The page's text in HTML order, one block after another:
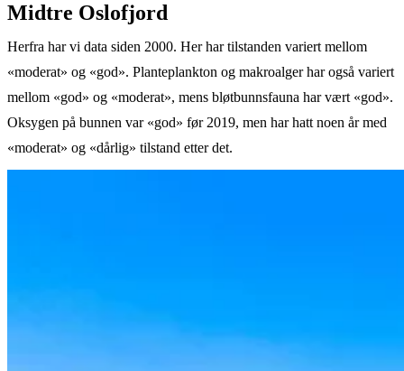
Midtre Oslofjord
Herfra har vi data siden 2000. Her har tilstanden variert mellom
«moderat» og «god». Planteplankton og makroalger har også variert
mellom «god» og «moderat», mens bløtbunnsfauna har vært «god».
Oksygen på bunnen var «god» før 2019, men har hatt noen år med
«moderat» og «dårlig» tilstand etter det.